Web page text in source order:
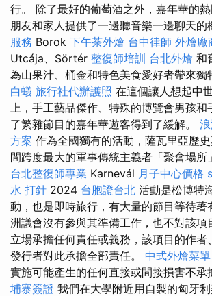
行。 除了最好的葡萄酒之外，嘉年華的
朋友和家人提供了一邊聽音樂一邊聊天的
服務 Borok 下午茶外燴 台中律師 外燴廠
Utcája、Sörtér 整復師培訓 台北外燴 和
為山果汁、桶金和特色美食愛好者帶來獨
白蟻 旅行社代辦護照 在這個讓人想起中
上，手工藝品傑作、特殊的博覽會男孩和
了繁雜節目的嘉年華遊客得到了緩解。
方案 作為全國獨有的活動，薩瓦里亞歷
間跨度最大的軍事傳統主義者「聚會場所
台北整復師專業 Karnevál 月子中心價格
水 打針 2024 台胞證台北 活動是松博特
動，也是即時旅行，有大量的節目等待著
洲議會沒有參與其準備工作，也不對該項
立場承擔任何責任或義務，該項目的作者
發行者對此承擔全部責任。 中式外燴菜單
實施可能產生的任何直接或間接損害不承
埔寨簽證 我們在大學附近用自製的匈牙